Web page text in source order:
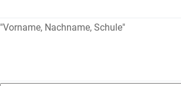
"Vorname, Nachname, Schule"